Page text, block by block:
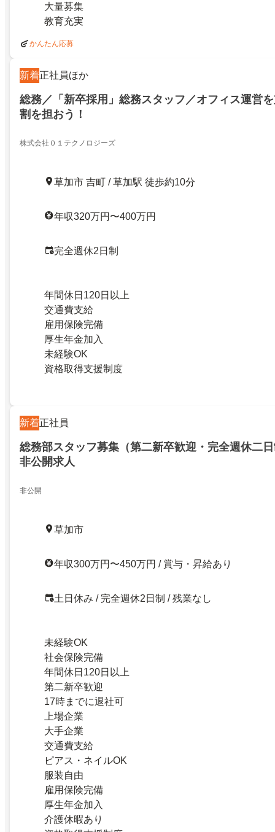
大量募集
教育充実
かんたん応募
新着正社員ほか
総務／「新卒採用」総務スタッフ／オフィス運営
割を担おう！
株式会社０１テクノロジーズ
草加市 吉町 / 草加駅 徒歩約10分
年収320万円〜400万円
完全週休2日制
年間休日120日以上
交通費支給
雇用保険完備
厚生年金加入
未経験OK
資格取得支援制度
新着正社員
総務部スタッフ募集（第二新卒歓迎・完全週休二
非公開求人
非​​公​​開
草加市
年収300万円〜450万円 / 賞与・昇給あり
土日休み / 完全週休2日制 / 残業なし
未経験OK
社会保険完備
年間休日120日以上
第二新卒歓迎
17時までに退社可
上場企業
大手企業
交通費支給
ピアス・ネイルOK
服装自由
雇用保険完備
厚生年金加入
介護休暇あり